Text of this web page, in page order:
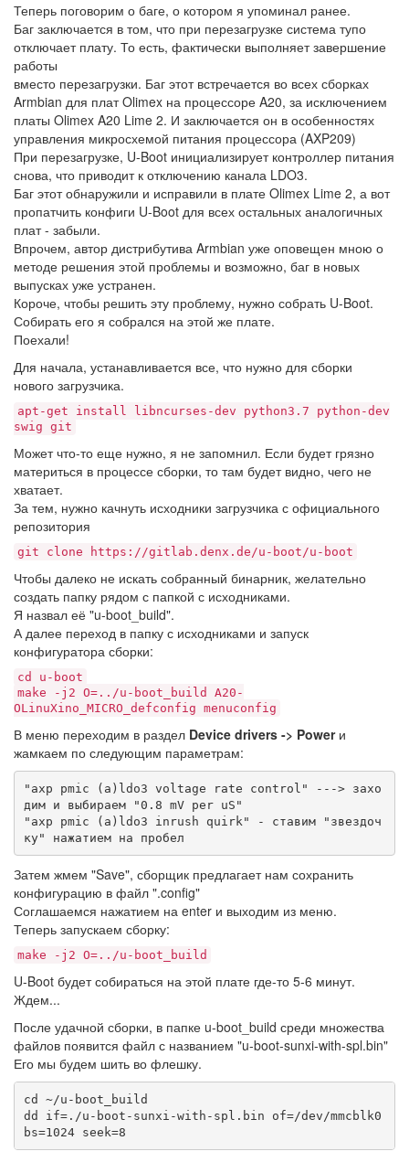
Теперь поговорим о баге, о котором я упоминал ранее.
Баг заключается в том, что при перезагрузке система тупо
отключает плату. То есть, фактически выполняет завершение
работы
вместо перезагрузки. Баг этот встречается во всех сборках
Armbian для плат Olimex на процессоре A20, за исключением
платы Olimex A20 Lime 2. И заключается он в особенностях
управления микросхемой питания процессора (AXP209)
При перезагрузке, U-Boot инициализирует контроллер питания
снова, что приводит к отключению канала LDO3.
Баг этот обнаружили и исправили в плате Olimex Lime 2, а вот
пропатчить конфиги U-Boot для всех остальных аналогичных
плат - забыли.
Впрочем, автор дистрибутива Armbian уже оповещен мною о
методе решения этой проблемы и возможно, баг в новых
выпусках уже устранен.
Короче, чтобы решить эту проблему, нужно собрать U-Boot.
Собирать его я собрался на этой же плате.
Поехали!
Для начала, устанавливается все, что нужно для сборки
нового загрузчика.
apt-get install libncurses-dev python3.7 python-dev
swig git
Может что-то еще нужно, я не запомнил. Если будет грязно
материться в процессе сборки, то там будет видно, чего не
хватает.
За тем, нужно качнуть исходники загрузчика с официального
репозитория
git clone https://gitlab.denx.de/u-boot/u-boot
Чтобы далеко не искать собранный бинарник, желательно
создать папку рядом с папкой с исходниками.
Я назвал её "u-boot_build".
А далее переход в папку с исходниками и запуск
конфигуратора сборки:
cd u-boot
make -j2 O=../u-boot_build A20-
OLinuXino_MICRO_defconfig menuconfig
В меню переходим в раздел Device drivers -> Powerи
жамкаем по следующим параметрам:
"axp pmic (a)ldo3 voltage rate control" ---> захо
дим и выбираем "0.8 mV per uS"
"axp pmic (a)ldo3 inrush quirk" - ставим "звездоч
ку" нажатием на пробел
Затем жмем "Save", сборщик предлагает нам сохранить
конфигурацию в файл ".config"
Соглашаемся нажатием на enter и выходим из меню.
Теперь запускаем сборку:
make -j2 O=../u-boot_build
U-Boot будет собираться на этой плате где-то 5-6 минут.
Ждем...
После удачной сборки, в папке u-boot_build среди множества
файлов появится файл с названием "u-boot-sunxi-with-spl.bin"
Его мы будем шить во флешку.
cd ~/u-boot_build
dd if=./u-boot-sunxi-with-spl.bin of=/dev/mmcblk0
bs=1024 seek=8